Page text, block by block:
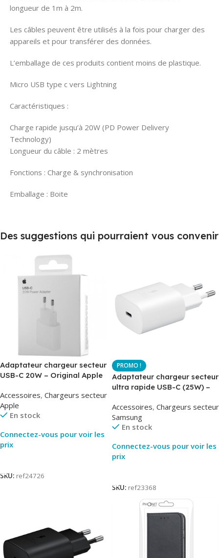
longueur de 1m à 2m.
Les câbles peuvent être utilisés à la fois pour charger des
appareils et pour transférer des données.
L’emballage de ces produits contient moins de plastique.
Micro USB type c vers Lightning
Caractéristiques :
Charge rapide jusqu’à 20W (PD Power Delivery
Technology)
Longueur du câble : 2 mètres
Fonctions : Charge & synchronisation
Emballage : Boite
Des suggestions qui pourraient vous convenir
Adaptateur chargeur secteur
USB-C 20W – Original Apple
Original
Accessoires, Chargeurs secteur
Apple
En stock
Connectez-vous pour voir les
prix
SKU: ref24726
Adaptateur chargeur secteur
ultra rapide USB-C (25W) –
EP-TA800
Accessoires, Chargeurs secteur
Samsung
En stock
Connectez-vous pour voir les
prix
SKU: ref23368